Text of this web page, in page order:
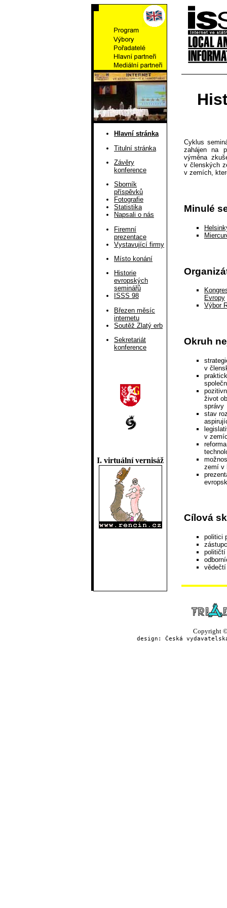
Hlavní stránka
Titulní stránka
Závěry
konference
Sborník
příspěvků
Fotografie
Statistika
Napsali o nás
Firemní
prezentace
Vystavující firmy
Místo konání
Historie
evropských
seminářů
ISSS 98
Březen měsíc
internetu
Soutěž Zlatý erb
Sekretariát
konference
I. virtuální vernisáž
Cyklus
zahájen na
výměna
v členských
v zemích,
Minulé
Evropy
Výbor
Okruh
v
život
správy
stav
v
zemí v
Cílová
politici
političtí
Copyright ©
design: Česká